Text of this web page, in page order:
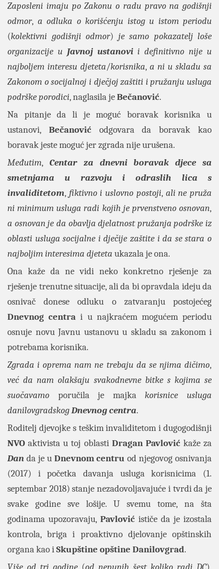
Zaposleni imaju po Zakonu o radu pravo na godišnji
odmor, a odluka o korišćenju istog u istom periodu
(kolektivni godišnji odmor) je samo pokazatelj loše
organizacije u Javnoj ustanovii definitivno nije u
najboljem interesu djeteta/korisnika, a ni u skladu sa
Zakonom o socijalnoj i dječjoj zaštiti i pružanju usluga
podrške porodici, naglasila jeBečanović.
Na pitanje da li je moguć boravak korisnika u
ustanovi, Bečanovićodgovara da boravak kao
boravak jeste moguć jer zgrada nije urušena.
Međutim, Centar za dnevni boravak djece sa
smetnjama u razvoju i odraslih lica s
invaliditetom, fiktivno i uslovno postoji, ali ne pruža
ni minimum usluga radi kojih je prvenstveno osnovan,
a osnovan je da obavlja djelatnost pružanja podrške iz
oblasti usluga socijalne i dječije zaštite i da se stara o
najboljim interesima djeteta ukazala je ona.
Ona kaže da ne vidi neko konkretno rješenje za
rješenje trenutne situacije, ali da bi opravdala ideju da
osnivač donese odluku o zatvaranju postojećeg
Dnevnog centra i u najkraćem mogućem periodu
osnuje novu Javnu ustanovu u skladu sa zakonom i
potrebama korisnika.
Zgrada i oprema nam ne trebaju da se njima dičimo,
već da nam olakšaju svakodnevne bitke s kojima se
suočavamo poručila je majkakorisnice usluga
danilovgradskogDnevnog centra.
Roditelj djevojke s teškim invaliditetom i dugogodišnji
NVOaktivista u toj oblasti Dragan Pavlović kaže za
Dan da je u Dnevnom centru od njegovog osnivanja
(2017) i početka davanja usluga korisnicima (1.
septembar 2018) stanje nezadovoljavajuće i tvrdi da je
svake godine sve lošije. U svemu tome, na šta
godinama upozoravaju, Pavlović ističe da je izostala
kontrola, briga i proaktivno djelovanje opštinskih
organa kao iSkupštine opštine Danilovgrad.